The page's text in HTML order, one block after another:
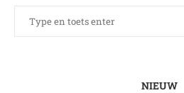
NIEUW